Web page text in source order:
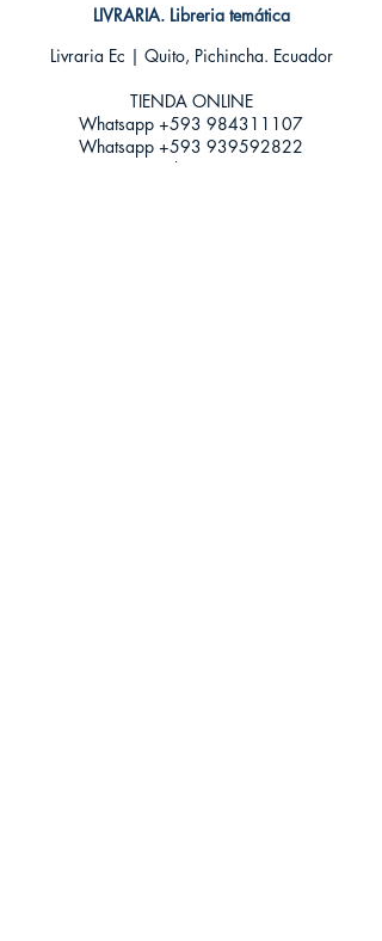
Encuadernación: Tapa blanda
Categoría: Narrativa Romántica -
Tamaño: Grande
LIVRARIA. Libreria temática
Livraria Ec | Quito, Pichincha. Ecuador
TIENDA ONLINE​
Whatsapp +593 984311107
Whatsapp +593 939592822
contacto@livraria.com.ec